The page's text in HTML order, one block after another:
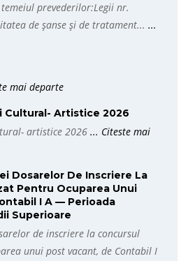
prevederilor:Legii nr.
de șanse și de tratament... ...
mai departe
Cultural- Artistice 2026
artistice 2026 ... Citeste mai
Dosarelor De Inscriere La
Pentru Ocuparea Unui
I A — Perioada
Superioare
de inscriere la concursul
unui post vacant, de Contabil I